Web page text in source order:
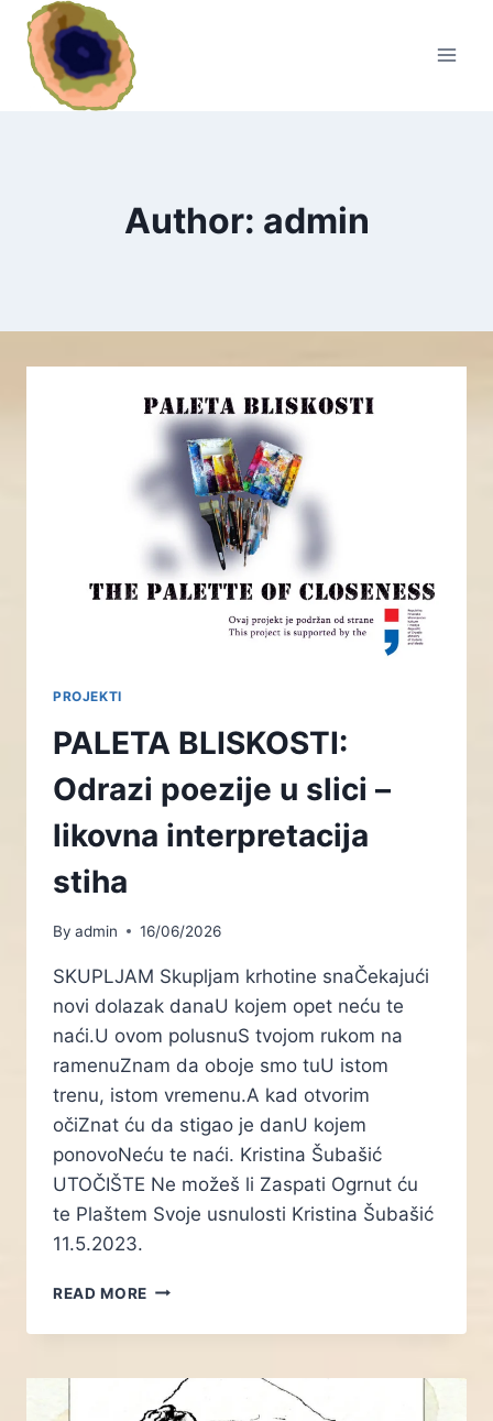
Skip
content
Author: admin
PROJEKTI
PALETA BLISKOSTI:
Odrazi poezije u slici –
likovna interpretacija
stiha
By admin 16/06/2026
SKUPLJAM Skupljam krhotine snaČekajući
novi dolazak danaU kojem opet neću te
naći.U ovom polusnuS tvojom rukom na
ramenuZnam da oboje smo tuU istom
trenu, istom vremenu.A kad otvorim
očiZnat ću da stigao je danU kojem
ponovoNeću te naći. Kristina Šubašić
UTOČIŠTE Ne možeš li Zaspati Ogrnut ću
te Plaštem Svoje usnulosti Kristina Šubašić
11.5.2023.
READ MORE PALETA
ODRAZI
U
SLICI